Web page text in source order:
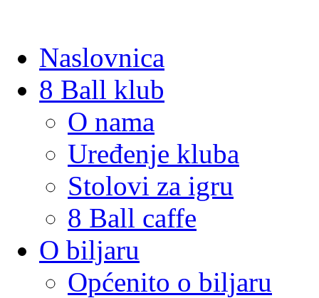
Naslovnica
8 Ball klub
O nama
Uređenje kluba
Stolovi za igru
8 Ball caffe
O biljaru
Općenito o biljaru